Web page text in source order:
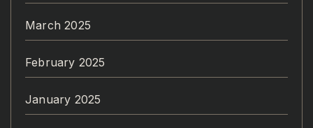
March 2025
February 2025
January 2025